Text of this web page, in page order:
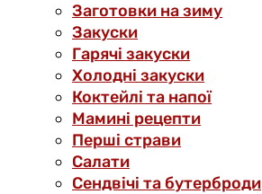
Заготовки на зиму
Закуски
Гарячі закуски
Холодні закуски
Коктейлі та напої
Мамині рецепти
Перші страви
Салати
Сендвічі та бутерброди